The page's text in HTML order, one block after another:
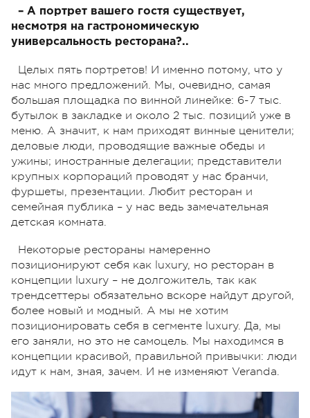
– А портрет вашего гостя существует,
несмотря на гастрономическую
универсальность ресторана?..
Целых пять портретов! И именно потому, что у
нас много предложений. Мы, очевидно, самая
большая площадка по винной линейке: 6-7 тыс.
бутылок в закладке и около 2 тыс. позиций уже в
меню. А значит, к нам приходят винные ценители;
деловые люди, проводящие важные обеды и
ужины; иностранные делегации; представители
крупных корпораций проводят у нас бранчи,
фуршеты, презентации. Любит ресторан и
семейная публика – у нас ведь замечательная
детская комната.
Некоторые рестораны намеренно
позиционируют себя как luxury, но ресторан в
концепции luxury – не долгожитель, так как
трендсеттеры обязательно вскоре найдут другой,
более новый и модный. А мы не хотим
позиционировать себя в сегменте luxury. Да, мы
его заняли, но это не самоцель. Мы находимся в
концепции красивой, правильной привычки: люди
идут к нам, зная, зачем. И не изменяют Veranda.